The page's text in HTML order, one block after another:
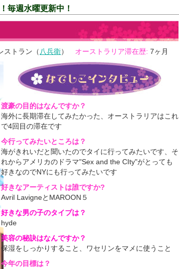
毎週水曜更新中！
ストラン（八兵衛） オーストラリア滞在歴:7ヶ月
渡豪の目的はなんですか？
海外に長期滞在してみたかった、オーストラリアはこれ
で4回目の滞在です
今行ってみたいところは？
海がきれいだと聞いたのでタイに行ってみたいです、そ
れからアメリカのドラマ"Sex and the CIty"がとっても
好きなのでNYにも行ってみたいです
好きなアーティストは誰ですか?
Avril LavigneとMAROON５
好きな男の子のタイプは？
hyde
美容の秘訣はなんですか？
保湿をしっかりすること、ワセリンをマメに使うこと
今年の目標は？